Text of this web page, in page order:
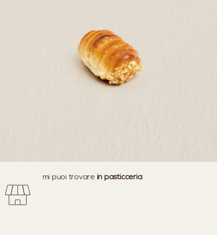
mi puoi trovare in pasticceria